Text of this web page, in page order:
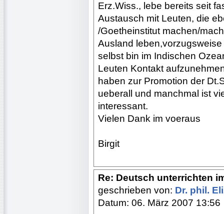
Erz.Wiss., lebe bereits seit
Austausch mit Leuten, die
/Goetheinstitut machen/
Ausland
selbst bin im Indischen
Leuten Kontakt
haben zur Promotion der
ueberall und manchmal ist
interessant.
Vielen Dank im voeraus
Birgit
Re: Deutsch unterrichten
geschrieben von: Dr. phil.
Datum: 06. März 2007 13:56